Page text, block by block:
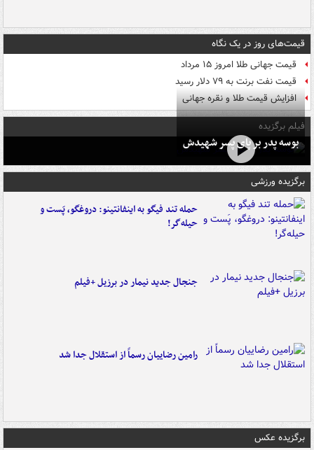
قیمت‌های روز در یک نگاه
قیمت جهانی طلا امروز ۱۵ مرداد
قیمت نفت برنت به ۷۹ دلار رسید
افزایش قیمت طلا و نقره جهانی
فیلم برگزیده
بوسه‌ پدر بر پای پسر شهیدش
برگزیده ورزشی
حمله تند فیگو به اینفانتینو: دروغگو، پَست‌ و
حیله‌گر!
جنجال جدید نیمار در برزیل +فیلم
رامین رضاییان رسماً از استقلال جدا شد
برگزیده عکس